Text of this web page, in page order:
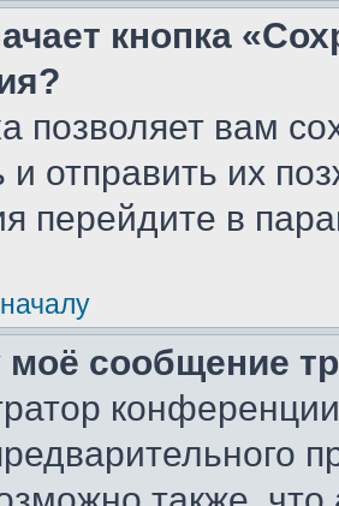
кнопка
позволяет вам
и отправить их
перейдите в
сообщение